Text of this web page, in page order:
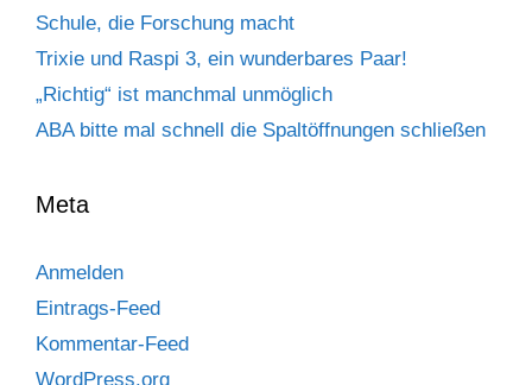
Schule, die Forschung macht
Trixie und Raspi 3, ein wunderbares Paar!
„Richtig“ ist manchmal unmöglich
ABA bitte mal schnell die Spaltöffnungen schließen
Meta
Anmelden
Eintrags-Feed
Kommentar-Feed
WordPress.org